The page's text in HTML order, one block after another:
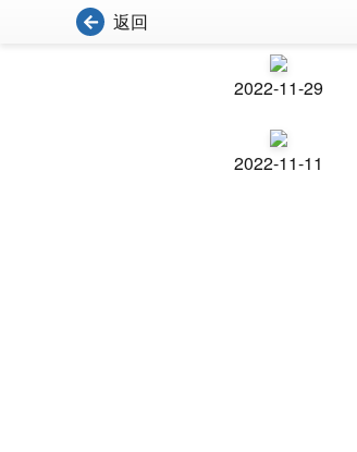
返回
2022-11-29
2022-11-11